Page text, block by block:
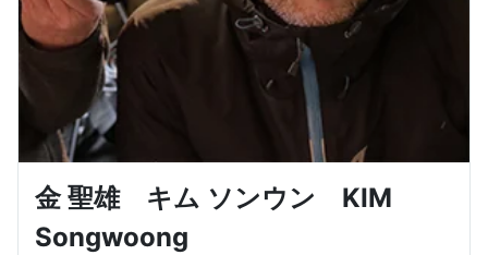
金 聖雄 キム ソンウン KIM
Songwoong